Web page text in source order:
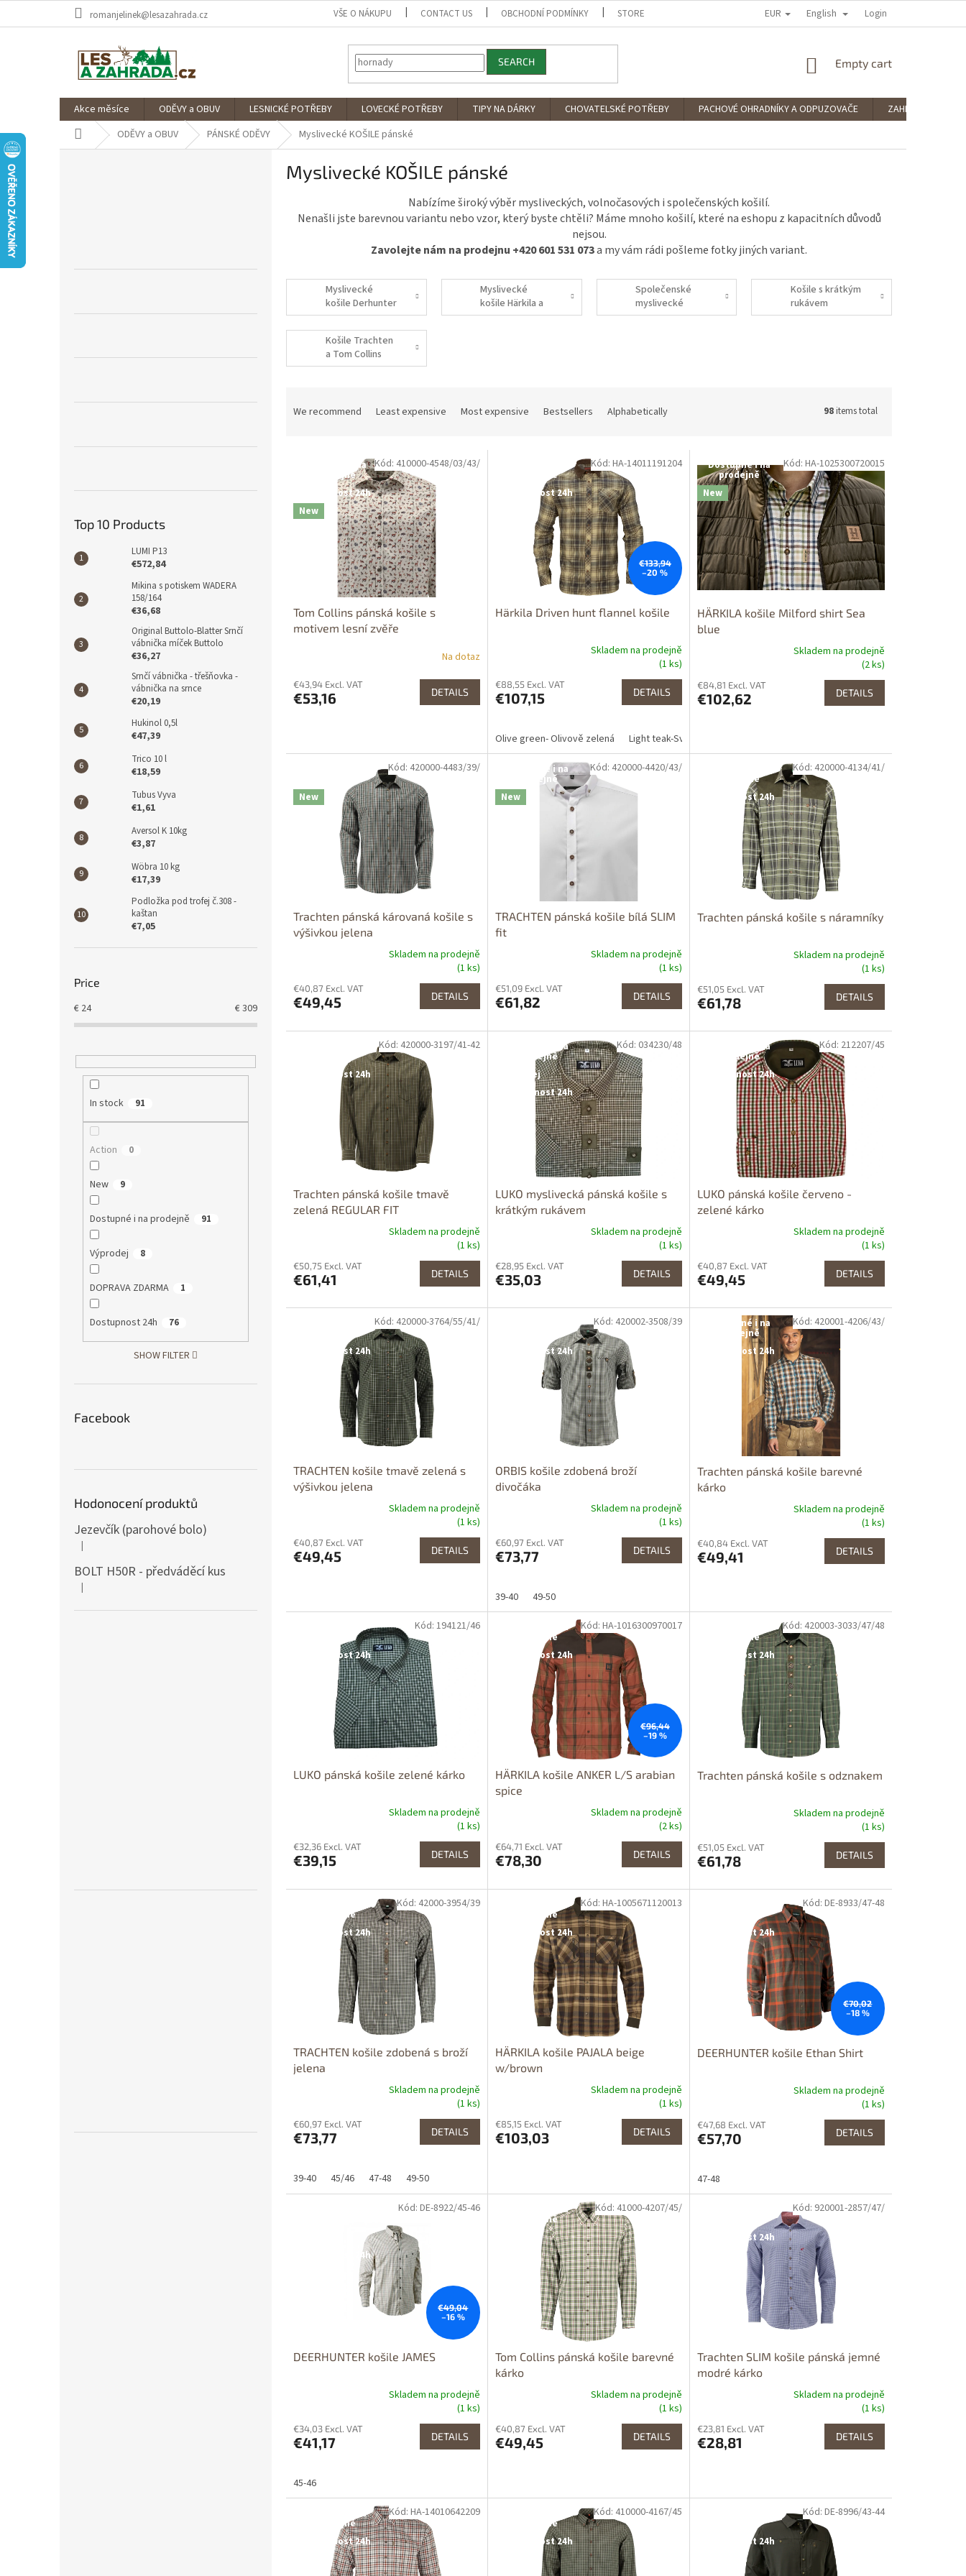
romanjelinek@lesazahrada.cz VŠE O NÁKUPU CONTACT US OBCHODNÍ PODMÍNKY STORE RATING PODMÍNKY OCHRANY OSOBNÍCH ÚDAJŮ
EUR English Login
SEARCH
SHOPPING
Empty cart
Akce měsíce ODĚVY a OBUV LESNICKÉ POTŘEBY LOVECKÉ POTŘEBY TIPY NA DÁRKY CHOVATELSKÉ POTŘEBY PACHOVÉ OHRADNÍKY A ODPUZOVAČE
ZAHRADNÍ
Home ODĚVY a OBUV PÁNSKÉ ODĚVY Myslivecké KOŠILE pánské
Top 10 Products
LUMI P13
€572,84
Mikina s potiskem WADERA
158/164
€36,68
Original Buttolo-Blatter Srnčí
vábnička míček Buttolo
€36,27
Srnčí vábnička - třešňovka -
vábnička na srnce
€20,19
Hukinol 0,5l
€47,39
Trico 10 l
€18,59
Tubus Vyva
€1,61
Aversol K 10kg
€3,87
Wöbra 10 kg
€17,39
Podložka pod trofej č.308 -
kaštan
€7,05
Price
€ 24 €309
In stock 91
Action 0
New 9
Dostupné i na prodejně 91
Výprodej 8
DOPRAVA ZDARMA 1
Dostupnost 24h 76
SHOW FILTER
Facebook
Hodonocení produktů
Jezevčík (parohové bolo)
The product rating is 5 out of 5 stars.
|
BOLT H50R - předváděcí kus
The product rating is 5 out of 5 stars.
|
Myslivecké KOŠILE pánské
Nabízíme široký výběr mysliveckých, volnočasových i společenských košilí.
Nenašli jste barevnou variantu nebo vzor, který byste chtěli? Máme mnoho košilí, které na eshopu z kapacitních důvodů
nejsou.
Zavolejte nám na prodejnu +420 601 531 073a my vám rádi pošleme fotky jiných variant.
Myslivecké
košile Derhunter
Myslivecké
košile Härkila a
Seeland
Společenské
myslivecké
košile
Košile s krátkým
rukávem
Košile Trachten
a Tom Collins
We recommend Least expensive Most expensive Bestsellers Alphabetically 98items total
Dostupné i na
prodejně
Dostupnost 24h
New
Tom Collins pánská košile s
motivem lesní zvěře
Na dotaz
€43,94 Excl. VAT
€53,16 DETAILS
Kód: 410000-4548/03/43/
prodejně
Dostupnost 24h
€133,94
–20 %
Härkila Driven hunt flannel košile
Skladem na prodejně
(1 ks)
€88,55 Excl. VAT
€107,15 DETAILS
Olive green- Olivově zelená Light teak-Světlý týk
Kód: HA-14011191204 Dostupné i na
prodejně
New
HÄRKILA košile Milford shirt Sea
blue
Skladem na prodejně
(2 ks)
€84,81 Excl. VAT
€102,62 DETAILS
Kód: HA-1025300720015
New
Trachten pánská károvaná košile s
výšivkou jelena
Skladem na prodejně
(1 ks)
€40,87 Excl. VAT
€49,45 DETAILS
Kód: 420000-4483/39/ Dostupné i na
prodejně
New
TRACHTEN pánská košile bílá SLIM
fit
Skladem na prodejně
(1 ks)
€51,09 Excl. VAT
€61,82 DETAILS
Kód: 420000-4420/43/
prodejně
Dostupnost 24h
Trachten pánská košile s náramníky
Skladem na prodejně
(1 ks)
€51,05 Excl. VAT
€61,78 DETAILS
Kód: 420000-4134/41/
prodejně
Dostupnost 24h
Trachten pánská košile tmavě
zelená REGULAR FIT
Skladem na prodejně
(1 ks)
€50,75 Excl. VAT
€61,41 DETAILS
Kód: 420000-3197/41-42 Dostupné i na
prodejně
Výprodej
Dostupnost 24h
LUKO myslivecká pánská košile s
krátkým rukávem
Skladem na prodejně
(1 ks)
€28,95 Excl. VAT
€35,03 DETAILS
Kód: 034230/48 Dostupné i na
prodejně
Dostupnost 24h
LUKO pánská košile červeno -
zelené kárko
Skladem na prodejně
(1 ks)
€40,87 Excl. VAT
€49,45 DETAILS
Kód: 212207/45
Dostupnost 24h
TRACHTEN košile tmavě zelená s
výšivkou jelena
Skladem na prodejně
(1 ks)
€40,87 Excl. VAT
€49,45 DETAILS
Kód: 420000-3764/55/41/
Dostupnost 24h
ORBIS košile zdobená broží
divočáka
Skladem na prodejně
(1 ks)
€60,97 Excl. VAT
€73,77 DETAILS
39-40 49-50
Kód: 420002-3508/39 Dostupné i na
prodejně
Dostupnost 24h
Trachten pánská košile barevné
kárko
Skladem na prodejně
(1 ks)
€40,84 Excl. VAT
€49,41 DETAILS
Kód: 420001-4206/43/
Dostupné i na
prodejně
Dostupnost 24h
LUKO pánská košile zelené kárko
Skladem na prodejně
(1 ks)
€32,36 Excl. VAT
€39,15 DETAILS
Kód: 194121/46 Dostupné i na
prodejně
Dostupnost 24h
€96,44
–19 %
HÄRKILA košile ANKER L/S arabian
spice
Skladem na prodejně
(2 ks)
€64,71 Excl. VAT
€78,30 DETAILS
Kód: HA-1016300970017
prodejně
Dostupnost 24h
Trachten pánská košile s odznakem
Skladem na prodejně
(1 ks)
€51,05 Excl. VAT
€61,78 DETAILS
Kód: 420003-3033/47/48
prodejně
Dostupnost 24h
TRACHTEN košile zdobená s broží
jelena
Skladem na prodejně
(1 ks)
€60,97 Excl. VAT
€73,77 DETAILS
39-40 45/46 47-48 49-50
Kód: 42000-3954/39 Dostupné i na
prodejně
Dostupnost 24h
HÄRKILA košile PAJALA beige
w/brown
Skladem na prodejně
(1 ks)
€85,15 Excl. VAT
€103,03 DETAILS
Kód: HA-1005671120013
Dostupnost 24h
€70,02
–18 %
DEERHUNTER košile Ethan Shirt
Skladem na prodejně
(1 ks)
€47,68 Excl. VAT
€57,70 DETAILS
47-48
Kód: DE-8933/47-48
Dostupnost 24h
€49,04
–16 %
DEERHUNTER košile JAMES
Skladem na prodejně
(1 ks)
€34,03 Excl. VAT
€41,17 DETAILS
45-46
Kód: DE-8922/45-46 Dostupné i na
prodejně
Tom Collins pánská košile barevné
kárko
Skladem na prodejně
(1 ks)
€40,87 Excl. VAT
€49,45 DETAILS
Kód: 41000-4207/45/
Dostupnost 24h
Trachten SLIM košile pánská jemné
modré kárko
Skladem na prodejně
(1 ks)
€23,81 Excl. VAT
€28,81 DETAILS
Kód: 920001-2857/47/
Dostupné i na
prodejně
Dostupnost 24h
Kód: HA-14010642209
prodejně
Dostupnost 24h
Kód: 410000-4167/45
prodejně
Dostupnost 24h
Kód: DE-8996/43-44